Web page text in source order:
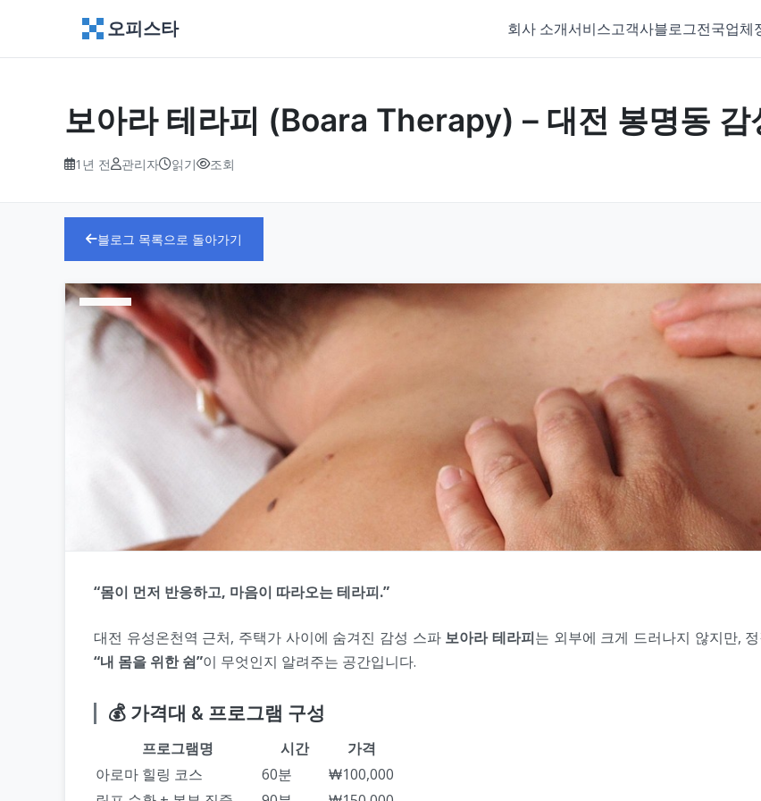
오피스타 회사 소개서비스고객사블로그전국업체
보아라 테라피 (Boara Therapy) – 대전 봉명동 감
1년 전 관리자 읽기 조회
블로그 목록으로 돌아가기
“몸이 먼저 반응하고, 마음이 따라오는 테라피.”
대전 유성온천역 근처, 주택가 사이에 숨겨진 감성 스파 보아라 테라피는 외부에 크게 드러나지 않지만,
“내 몸을 위한 쉼”이 무엇인지 알려주는 공간입니다.
💰 가격대 & 프로그램 구성
프로그램명 시간
가격
아로마 힐링 코스
60분
₩100,000